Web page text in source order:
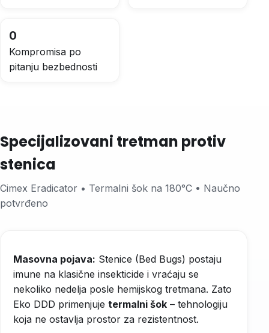
0
Kompromisa po
pitanju bezbednosti
Specijalizovani tretman protiv
stenica
Cimex Eradicator • Termalni šok na 180°C • Naučno
potvrđeno
Masovna pojava: Stenice (Bed Bugs) postaju
imune na klasične insekticide i vraćaju se
nekoliko nedelja posle hemijskog tretmana. Zato
Eko DDD primenjuje termalni šok– tehnologiju
koja ne ostavlja prostor za rezistentnost.